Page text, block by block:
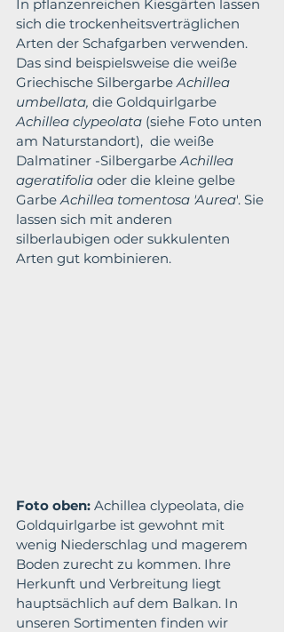
In pflanzenreichen Kiesgärten lassen
sich die trockenheitsverträglichen
Arten der Schafgarben verwenden.
Das sind beispielsweise die weiße
Griechische Silbergarbe Achillea
umbellata, die Goldquirlgarbe
Achillea clypeolata (siehe Foto unten
am Naturstandort),  die weiße
Dalmatiner -Silbergarbe Achillea
ageratifolia oder die kleine gelbe
Garbe Achillea tomentosa 'Aurea'. Sie
lassen sich mit anderen
silberlaubigen oder sukkulenten
Arten gut kombinieren.
Foto oben: Achillea clypeolata, die
Goldquirlgarbe ist gewohnt mit
wenig Niederschlag und magerem
Boden zurecht zu kommen. Ihre
Herkunft und Verbreitung liegt
hauptsächlich auf dem Balkan. In
unseren Sortimenten finden wir